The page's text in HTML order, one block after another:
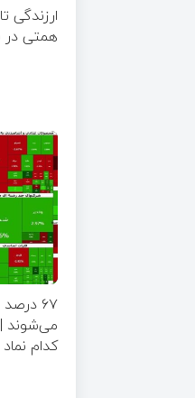
همتی در
۶۷
می‌شوند
کدام